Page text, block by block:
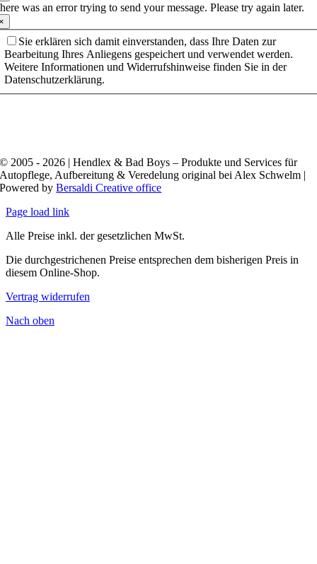
was an error trying to send your message. Please try again later.
Sie erklären sich damit einverstanden, dass Ihre Daten zur
Bearbeitung Ihres Anliegens gespeichert und verwendet werden.
Weitere Informationen und Widerrufshinweise finden Sie in der
Datenschutzerklärung.
© 2005 - 2026 | Hendlex & Bad Boys – Produkte und Services für
Autopflege, Aufbereitung & Veredelung original bei Alex Schwelm |
Powered byBersaldi Creative office
Page load link
Alle Preise inkl. der gesetzlichen MwSt.
Die durchgestrichenen Preise entsprechen dem bisherigen Preis in
diesem Online-Shop.
Vertrag widerrufen
Nach oben